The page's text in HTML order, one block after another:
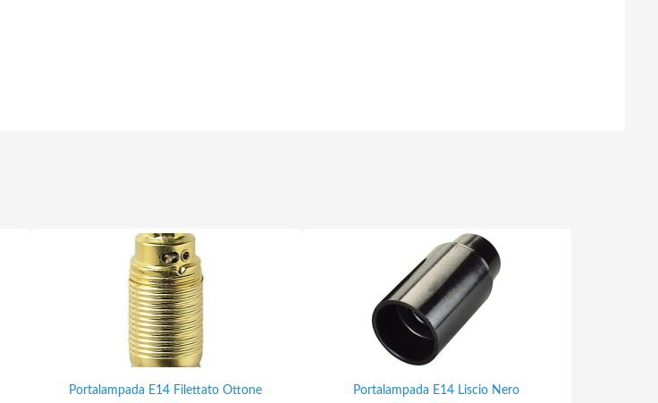
Portalampada E14 Filettato Ottone Portalampada E14 Liscio Nero